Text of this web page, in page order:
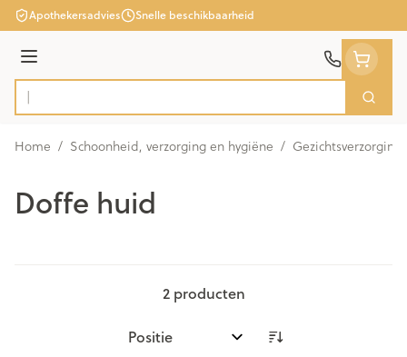
Ga naar de inhoud
Apothekersadvies Snelle beschikbaarheid
Menu
Product, merk, categorie...
Zoek
Home / Schoonheid, verzorging en hygiëne / Gezichtsverzorging
Doffe huid
2producten
Sorteer op: